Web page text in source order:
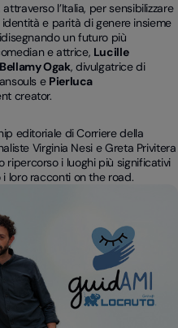
l’Italia, per sensibilizzare
e parità di genere insieme
un futuro più
e attrice, Lucille
Bellamy Ogak, divulgatrice di
e Pierluca
creator.
editoriale diCorriere della
Virginia Nesi e Greta Privitera
ripercorso i luoghi più significativi
loro racconti on the road.